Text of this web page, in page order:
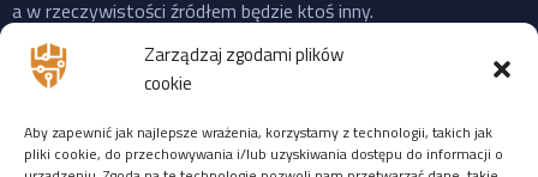
Zarządzaj zgodami plików
cookie
Aby zapewnić jak najlepsze wrażenia, korzystamy z technologii, takich jak
pliki cookie, do przechowywania i/lub uzyskiwania dostępu do informacji o
a w rzeczywistości źródłem będzie ktoś inny.
Po trzecie: do ataku na X “przyznała się” propalestyńska grupa
o cudownej nazwie “Mroczna Burza”, która powstała jeszcze
w 2023 i ma na swoim koncie ataki na cele zarówno w US,
Izraelu czy EU. Ale podobnie jak Musk, grupy “hakerskie” też
często mijają się z prawdą, więc niekoniecznie trzeba ufać